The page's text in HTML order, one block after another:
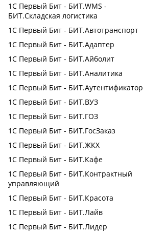
1С Первый Бит - БИТ.WMS -
БИТ.Складская логистика
1С Первый Бит - БИТ.Автотранспорт
1С Первый Бит - БИТ.Адаптер
1С Первый Бит - БИТ.Айболит
1С Первый Бит - БИТ.Аналитика
1С Первый Бит - БИТ.Аутентификатор
1С Первый Бит - БИТ.ВУЗ
1С Первый Бит - БИТ.ГОЗ
1С Первый Бит - БИТ.ГосЗаказ
1С Первый Бит - БИТ.ЖКХ
1С Первый Бит - БИТ.Кафе
1С Первый Бит - БИТ.Контрактный
управляющий
1С Первый Бит - БИТ.Красота
1С Первый Бит - БИТ.Лайв
1С Первый Бит - БИТ.Лидер